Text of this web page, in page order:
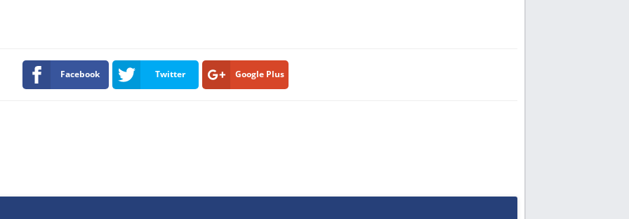
Facebook Twitter Google Plus